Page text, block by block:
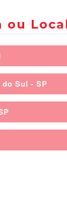
ou
do Sul - SP